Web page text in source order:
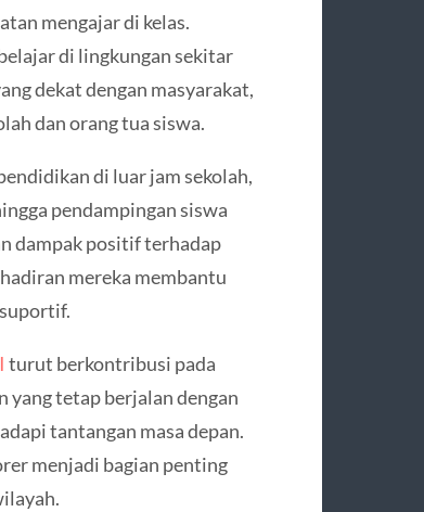
mengajar di kelas.
di lingkungan sekitar
dekat dengan masyarakat,
dan orang tua siswa.
di luar jam sekolah,
pendampingan siswa
dampak positif terhadap
mereka membantu
turut berkontribusi pada
yang tetap berjalan dengan
tantangan masa depan.
menjadi bagian penting